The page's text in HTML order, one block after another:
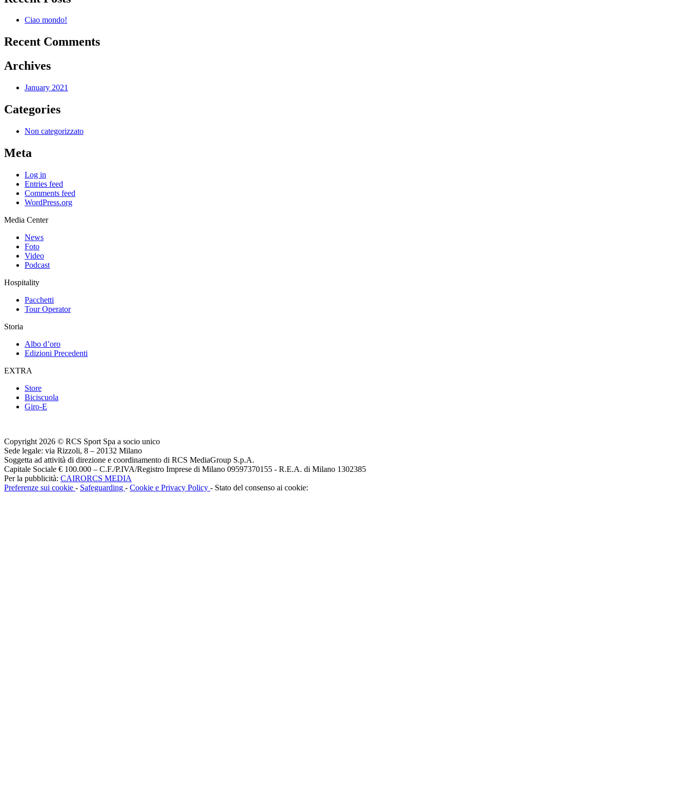
Ciao mondo!
Recent Comments
Archives
January 2021
Categories
Non categorizzato
Meta
Log in
Entries feed
Comments feed
WordPress.org
Media Center
News
Foto
Video
Podcast
Hospitality
Pacchetti
Tour Operator
Storia
Albo d’oro
Edizioni Precedenti
EXTRA
Store
Biciscuola
Giro-E
Copyright 2026 © RCS Sport Spa a socio unico
Sede legale: via Rizzoli, 8 – 20132 Milano
Soggetta ad attività di direzione e coordinamento di RCS MediaGroup S.p.A.
Capitale Sociale € 100.000 – C.F./P.IVA/Registro Imprese di Milano 09597370155 - R.E.A. di Milano 1302385
Per la pubblicità: CAIRORCS MEDIA
Preferenze sui cookie - Safeguarding - Cookie e Privacy Policy - Stato del consenso ai cookie: